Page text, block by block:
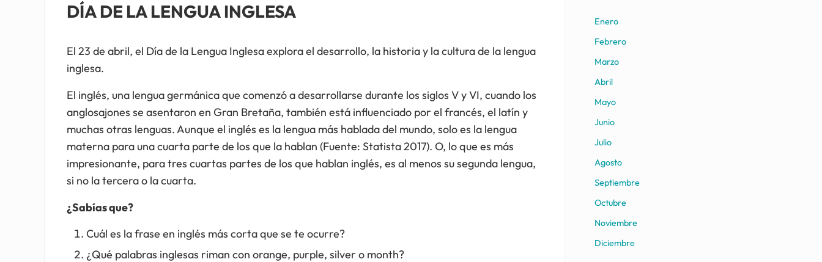
DÍA DE LA LENGUA INGLESA
El 23 de abril, el Día de la Lengua Inglesa explora el desarrollo, la historia y la cultura de la lengua
inglesa.
El inglés, una lengua germánica que comenzó a desarrollarse durante los siglos V y VI, cuando los
anglosajones se asentaron en Gran Bretaña, también está influenciado por el francés, el latín y
muchas otras lenguas. Aunque el inglés es la lengua más hablada del mundo, solo es la lengua
materna para una cuarta parte de los que la hablan (Fuente: Statista 2017). O, lo que es más
impresionante, para tres cuartas partes de los que hablan inglés, es al menos su segunda lengua,
si no la tercera o la cuarta.
¿Sabías que?
Cuál es la frase en inglés más corta que se te ocurre?
¿Qué palabras inglesas riman con orange, purple, silver o month?
Enero
Febrero
Marzo
Abril
Mayo
Junio
Julio
Agosto
Septiembre
Octubre
Noviembre
Diciembre